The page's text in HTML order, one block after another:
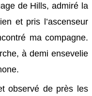
de Hills, admiré la
et pris l’ascenseur
ma compagne.
à demi ensevelie
observé de près les